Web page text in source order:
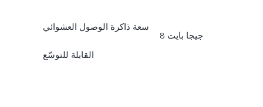
سعة ذاكرة الوصول العشوائي
القابلة للتوسّع
8 جيجا بايت